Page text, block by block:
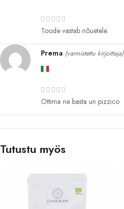
Toode vastab nõuetele.
Prema (varmistettu kirjoittaja)
Ottima ne basta un pizzico
Tutustu myös